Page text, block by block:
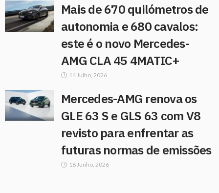
Mais de 670 quilómetros de
autonomia e 680 cavalos:
este é o novo Mercedes-
AMG CLA 45 4MATIC+
14 Julho, 2026
Mercedes-AMG renova os
GLE 63 S e GLS 63 com V8
revisto para enfrentar as
futuras normas de emissões
18 Junho, 2026